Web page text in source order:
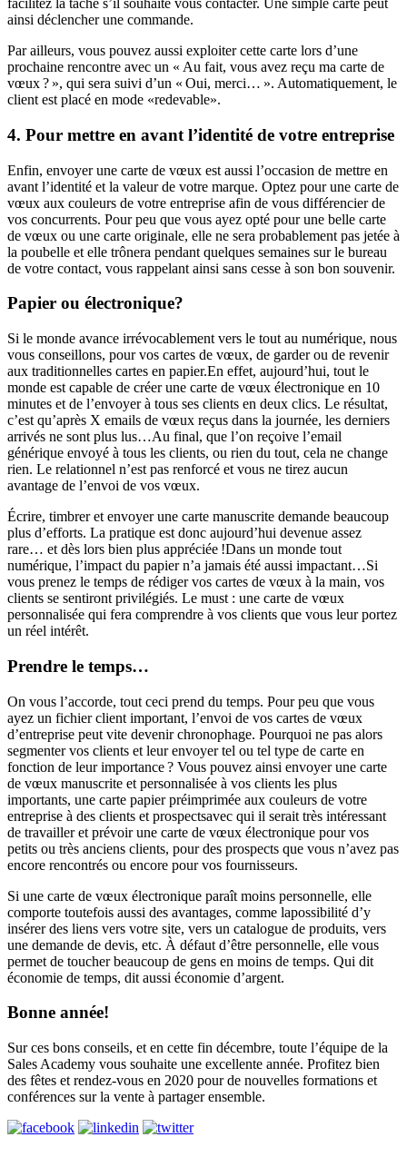
facilitez la tâche s’il souhaite vous contacter. Une simple carte peut
ainsi déclencher une commande.
Par ailleurs, vous pouvez aussi exploiter cette carte lors d’une
prochaine rencontre avec un « Au fait, vous avez reçu ma carte de
vœux ? », qui sera suivi d’un « Oui, merci… ». Automatiquement, le
client est placé en mode «redevable».
4. Pour mettre en avant l’identité de votre entreprise
Enfin, envoyer une carte de vœux est aussi l’occasion de mettre en
avant l’identité et la valeur de votre marque. Optez pour une carte de
vœux aux couleurs de votre entreprise afin de vous différencier de
vos concurrents. Pour peu que vous ayez opté pour une belle carte
de vœux ou une carte originale, elle ne sera probablement pas jetée à
la poubelle et elle trônera pendant quelques semaines sur le bureau
de votre contact, vous rappelant ainsi sans cesse à son bon souvenir.
Papier ou électronique?
Si le monde avance irrévocablement vers le tout au numérique, nous
vous conseillons, pour vos cartes de vœux, de garder ou de revenir
aux traditionnelles cartes en papier.En effet, aujourd’hui, tout le
monde est capable de créer une carte de vœux électronique en 10
minutes et de l’envoyer à tous ses clients en deux clics. Le résultat,
c’est qu’après X emails de vœux reçus dans la journée, les derniers
arrivés ne sont plus lus…Au final, que l’on reçoive l’email
générique envoyé à tous les clients, ou rien du tout, cela ne change
rien. Le relationnel n’est pas renforcé et vous ne tirez aucun
avantage de l’envoi de vos vœux.
Écrire, timbrer et envoyer une carte manuscrite demande beaucoup
plus d’efforts. La pratique est donc aujourd’hui devenue assez
rare… et dès lors bien plus appréciée !Dans un monde tout
numérique, l’impact du papier n’a jamais été aussi impactant…Si
vous prenez le temps de rédiger vos cartes de vœux à la main, vos
clients se sentiront privilégiés. Le must : une carte de vœux
personnalisée qui fera comprendre à vos clients que vous leur portez
un réel intérêt.
Prendre le temps…
On vous l’accorde, tout ceci prend du temps. Pour peu que vous
ayez un fichier client important, l’envoi de vos cartes de vœux
d’entreprise peut vite devenir chronophage. Pourquoi ne pas alors
segmenter vos clients et leur envoyer tel ou tel type de carte en
fonction de leur importance ? Vous pouvez ainsi envoyer une carte
de vœux manuscrite et personnalisée à vos clients les plus
importants, une carte papier préimprimée aux couleurs de votre
entreprise à des clients et prospectsavec qui il serait très intéressant
de travailler et prévoir une carte de vœux électronique pour vos
petits ou très anciens clients, pour des prospects que vous n’avez pas
encore rencontrés ou encore pour vos fournisseurs.
Si une carte de vœux électronique paraît moins personnelle, elle
comporte toutefois aussi des avantages, comme lapossibilité d’y
insérer des liens vers votre site, vers un catalogue de produits, vers
une demande de devis, etc. À défaut d’être personnelle, elle vous
permet de toucher beaucoup de gens en moins de temps. Qui dit
économie de temps, dit aussi économie d’argent.
Bonne année!
Sur ces bons conseils, et en cette fin décembre, toute l’équipe de la
Sales Academy vous souhaite une excellente année. Profitez bien
des fêtes et rendez-vous en 2020 pour de nouvelles formations et
conférences sur la vente à partager ensemble.